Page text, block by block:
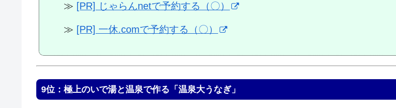
≫ [PR] じゃらんnetで予約する（〇）
≫ [PR] 一休.comで予約する（〇）
9位：極上のいで湯と温泉で作る「温泉大うなぎ」